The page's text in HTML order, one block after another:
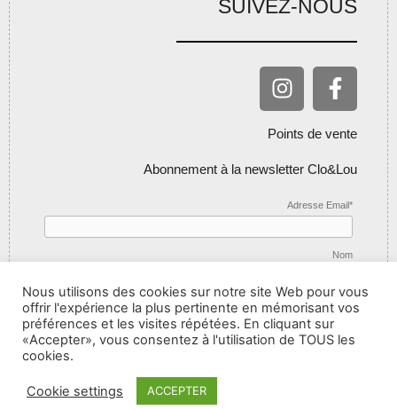
SUIVEZ-NOUS
Points de vente
Abonnement à la newsletter Clo&Lou
Adresse Email*
Nom
2022 Copyright all right reserved Clo&Lou
Nous utilisons des cookies sur notre site Web pour vous
offrir l'expérience la plus pertinente en mémorisant vos
préférences et les visites répétées. En cliquant sur
«Accepter», vous consentez à l'utilisation de TOUS les
cookies.
Cookie settings ACCEPTER